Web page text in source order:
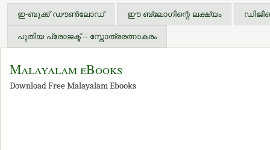
ഇ-ബുക്ക് ഡൗണ്‍ലോഡ് ഈ ബ്ലോഗിന്റെ ലക്ഷ്യം
പുതിയ പ്രോജക്ട് – സ്തോത്രരത്നാകരം
Malayalam eBooks
Download Free Malayalam Ebooks